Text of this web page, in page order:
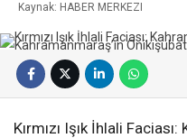
POLITIKA
DÜNYA
SPOR
Kaynak: HABER MERKEZI
Kırmızı Işık İhlali